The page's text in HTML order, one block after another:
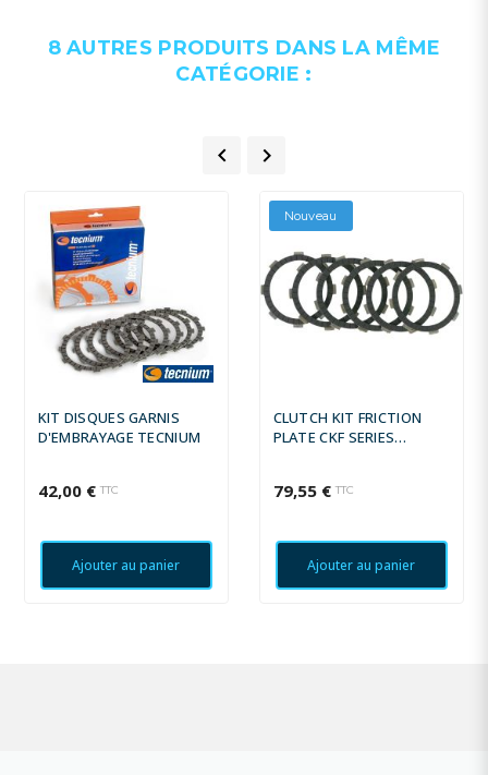
8 AUTRES PRODUITS DANS LA MÊME
CATÉGORIE :
 
KIT DISQUES GARNIS
D'EMBRAYAGE TECNIUM
42,00 € TTC
Ajouter au panier
Nouveau
CLUTCH KIT FRICTION
PLATE CKF SERIES
79,55 € TTC
Ajouter au panier